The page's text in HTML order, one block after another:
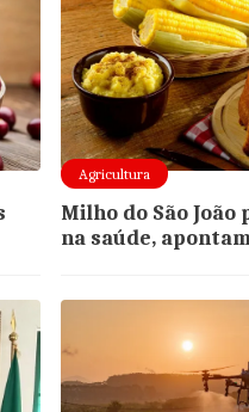
Agricultura
Milho do São
na saúde,